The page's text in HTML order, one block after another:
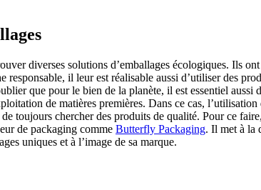
diverses solutions d’emballages écologiques. Ils
il leur est réalisable aussi d’utiliser des
que pour le bien de la planète, il est essentiel aussi
de matières premières. Dans ce cas, l’utilisation
toujours chercher des produits de qualité. Pour ce
de packaging comme Butterfly Packaging. Il met à la
uniques et à l’image de sa marque.